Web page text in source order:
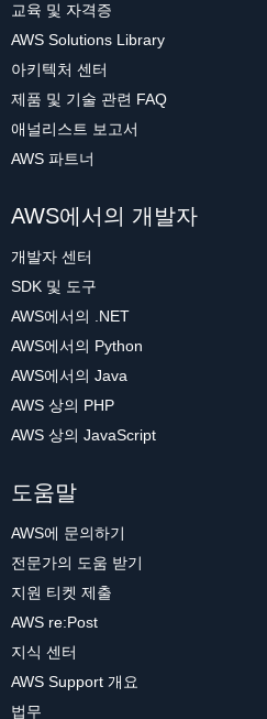
교육 및 자격증
AWS Solutions Library
아키텍처 센터
제품 및 기술 관련 FAQ
애널리스트 보고서
AWS 파트너
AWS에서의 개발자
개발자 센터
SDK 및 도구
AWS에서의 .NET
AWS에서의 Python
AWS에서의 Java
AWS 상의 PHP
AWS 상의 JavaScript
도움말
AWS에 문의하기
전문가의 도움 받기
지원 티켓 제출
AWS re:Post
지식 센터
AWS Support 개요
법무